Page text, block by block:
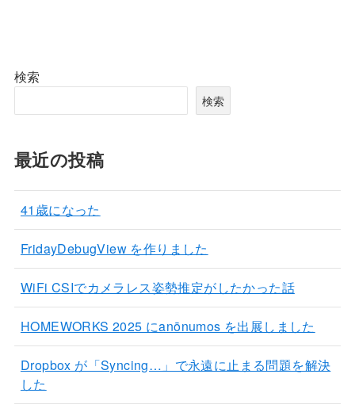
検索
検索
最近の投稿
41歳になった
FridayDebugView を作りました
WiFi CSIでカメラレス姿勢推定がしたかった話
HOMEWORKS 2025 にanōnumos を出展しました
Dropbox が「Syncing…」で永遠に止まる問題を解決
した